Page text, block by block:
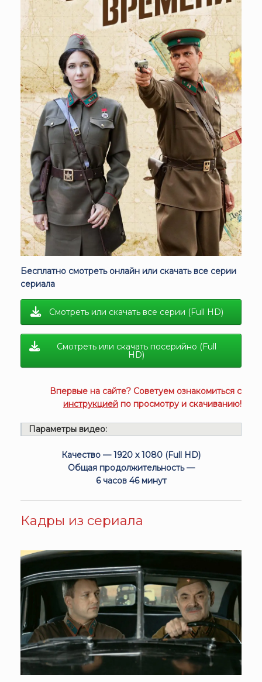
Бесплатно смотреть онлайн или скачать все серии
сериала
Смотреть или скачать все серии (Full HD)
Смотреть или скачать посерийно (Full
HD)
Впервые на сайте? Советуем ознакомиться с
инструкцией по просмотру и скачиванию!
Параметры видео:
Качество — 1920 x 1080 (Full HD)
Общая продолжительность —
6 часов 46 минут
Кадры из сериала